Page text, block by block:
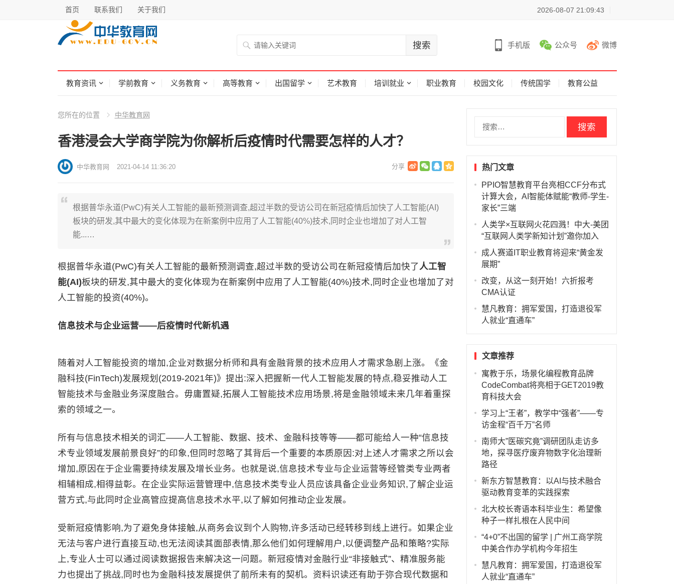
首页 联系我们 关于我们 2026-08-07 21:09:43
手机版 公众号 微博
教育资讯 学前教育 义务教育 高等教育 出国留学 艺术教育 培训就业 职业教育 校园文化 传统国学 教育公益
您所在的位置 中华教育网
香港浸会大学商学院为你解析后疫情时代需要怎样的人才？
中华教育网 2021-04-14 11:36:20
根据普华永道(PwC)有关人工智能的最新预测调查,超过半数的受访公司在新冠疫情后加快了人工智能(AI)
板块的研发,其中最大的变化体现为在新案例中应用了人工智能(40%)技术,同时企业也增加了对人工智
能...…
根据普华永道(PwC)有关人工智能的最新预测调查,超过半数的受访公司在新冠疫情后加快了人工智
能(AI)板块的研发,其中最大的变化体现为在新案例中应用了人工智能(40%)技术,同时企业也增加了对
人工智能的投资(40%)。
信息技术与企业运营——后疫情时代新机遇
随着对人工智能投资的增加,企业对数据分析师和具有金融背景的技术应用人才需求急剧上涨。《金
融科技(FinTech)发展规划(2019-2021年)》提出:深入把握新一代人工智能发展的特点,稳妥推动人工
智能技术与金融业务深度融合。毋庸置疑,拓展人工智能技术应用场景,将是金融领域未来几年着重探
索的领域之一。
所有与信息技术相关的词汇——人工智能、数据、技术、金融科技等等——都可能给人一种“信息技
术专业领域发展前景良好”的印象,但同时忽略了其背后一个重要的本质原因:对上述人才需求之所以会
增加,原因在于企业需要持续发展及增长业务。也就是说,信息技术专业与企业运营等经管类专业两者
相辅相成,相得益彰。在企业实际运营管理中,信息技术类专业人员应该具备企业业务知识,了解企业运
营方式,与此同时企业高管应提高信息技术水平,以了解如何推动企业发展。
受新冠疫情影响,为了避免身体接触,从商务会议到个人购物,许多活动已经转移到线上进行。如果企业
无法与客户进行直接互动,也无法阅读其面部表情,那么他们如何理解用户,以便调整产品和策略?实际
上,专业人士可以通过阅读数据报告来解决这一问题。新冠疫情对金融行业“非接触式”、精准服务能
力也提出了挑战,同时也为金融科技发展提供了前所未有的契机。资料识读还有助于弥合现代数据和
热门文章
PPIO智慧教育平台亮相CCF分布式
计算大会，AI智能体赋能“教师-学生-
家长”三端
人类学×互联网火花四溅！中大-美团
“互联网人类学新知计划”邀你加入
成人赛道IT职业教育将迎来“黄金发
展期”
改变，从这一刻开始！六折报考
CMA认证
慧凡教育：拥军爱国，打造退役军
人就业“直通车”
文章推荐
寓教于乐，场景化编程教育品牌
CodeCombat将亮相于GET2019教
育科技大会
学习上“王者”，教学中“强者”——专
访金程“百千万”名师
南师大”医碳究竟”调研团队走访多
地，探寻医疗废弃物数字化治理新
路径
新东方智慧教育：以AI与技术融合
驱动教育变革的实践探索
北大校长寄语本科毕业生：希望像
种子一样扎根在人民中间
“4+0”不出国的留学 | 广州工商学院
中美合作办学机构今年招生
慧凡教育：拥军爱国，打造退役军
人就业“直通车”